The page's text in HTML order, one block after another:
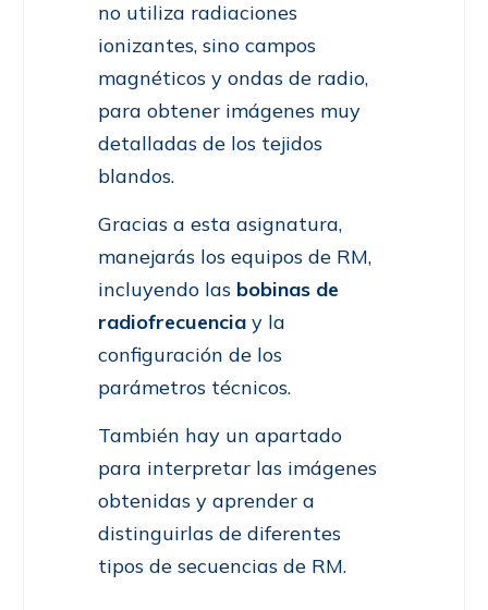
no utiliza radiaciones
ionizantes, sino campos
magnéticos y ondas de radio,
para obtener imágenes muy
detalladas de los tejidos
blandos.
Gracias a esta asignatura,
manejarás los equipos de RM,
incluyendo las bobinas de
radiofrecuencia y la
configuración de los
parámetros técnicos.
También hay un apartado
para interpretar las imágenes
obtenidas y aprender a
distinguirlas de diferentes
tipos de secuencias de RM.